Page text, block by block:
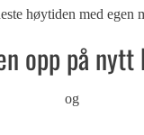
høytiden med
opp på
og